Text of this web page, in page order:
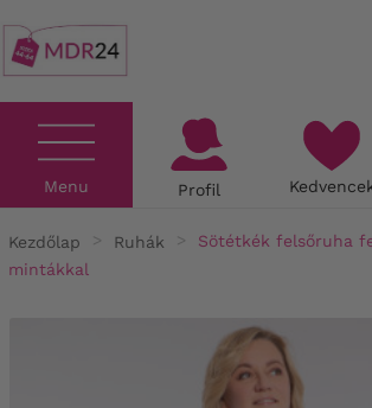
Menu Profil
Kezdőlap Ruhák
Sötétkék felsőruha
mintákkal